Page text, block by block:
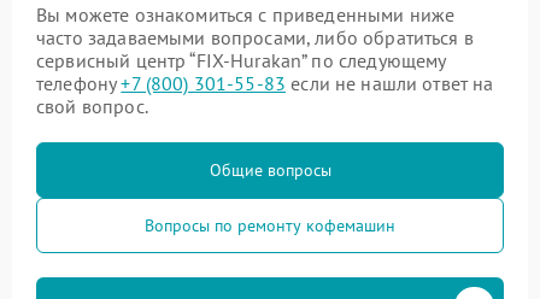
Вы можете ознакомиться с приведенными ниже
часто задаваемыми вопросами, либо обратиться в
сервисный центр “FIX-Hurakan” по следующему
телефону+7 (800) 301-55-83 если не нашли ответ на
свой вопрос.
Общие вопросы
Вопросы по ремонту кофемашин